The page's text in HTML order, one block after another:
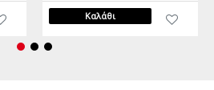
Καλάθι